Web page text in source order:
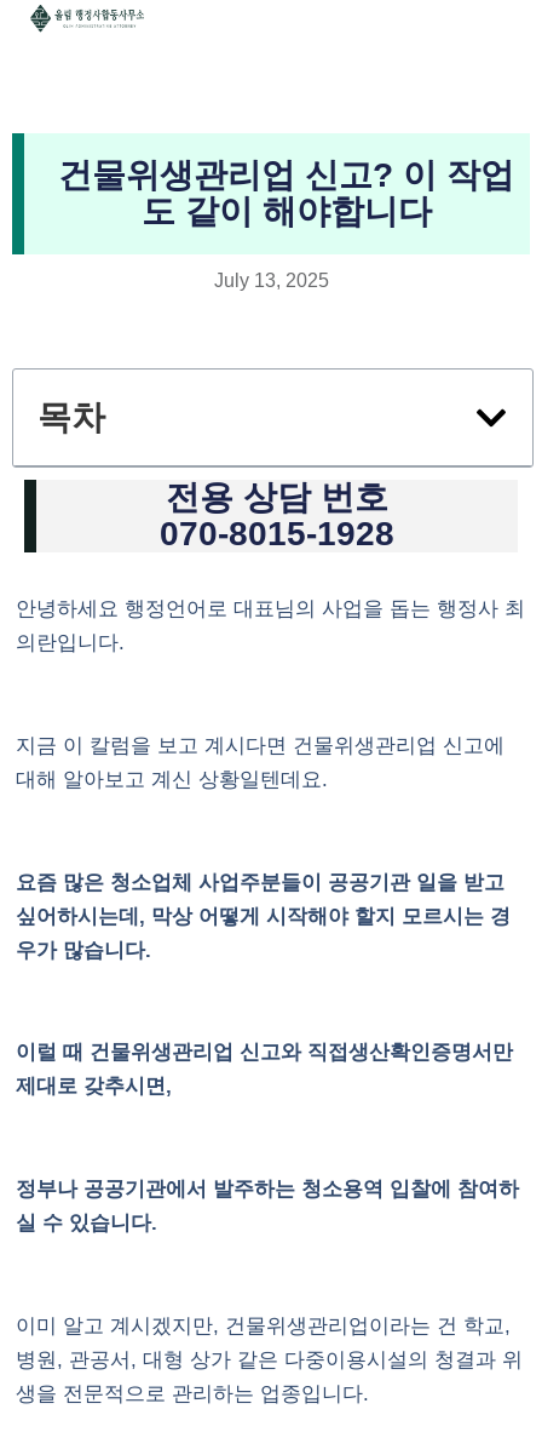
건물위생관리업 신고? 이 작업
도 같이 해야합니다
July 13, 2025
목차
전용 상담 번호
070-8015-1928
안녕하세요 행정언어로 대표님의 사업을 돕는 행정사 최
의란입니다.
지금 이 칼럼을 보고 계시다면 건물위생관리업 신고에
대해 알아보고 계신 상황일텐데요.
요즘 많은 청소업체 사업주분들이 공공기관 일을 받고
싶어하시는데, 막상 어떻게 시작해야 할지 모르시는 경
우가 많습니다.
이럴 때 건물위생관리업 신고와 직접생산확인증명서만
제대로 갖추시면,
정부나 공공기관에서 발주하는 청소용역 입찰에 참여하
실 수 있습니다.
이미 알고 계시겠지만, 건물위생관리업이라는 건 학교,
병원, 관공서, 대형 상가 같은 다중이용시설의 청결과 위
생을 전문적으로 관리하는 업종입니다.